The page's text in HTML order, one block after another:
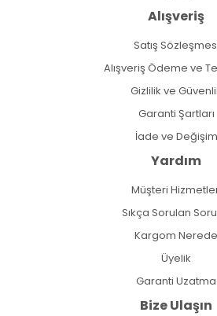
Alışveriş
Satış
Alışveriş Ödeme ve
Gizlilik ve
Garanti Şartları
İade ve Değişim
Yardım
Müşteri
Sıkça Sorulan
Kargom Nerede
Üyelik
Garanti Uzatma
Bize Ulaşın